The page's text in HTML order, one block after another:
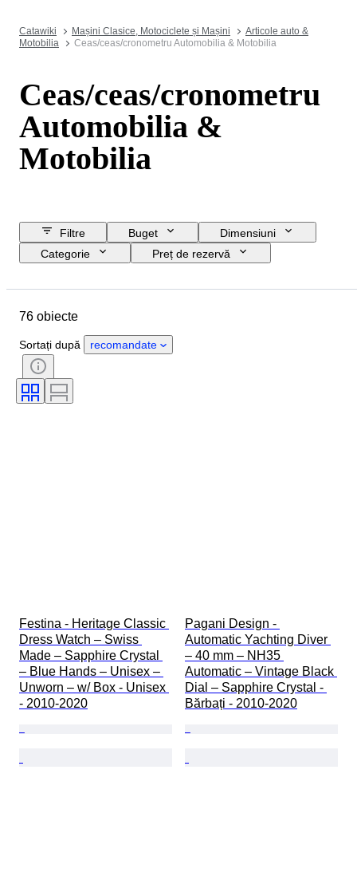
Catawiki Mașini Clasice, Motociclete și Mașini
Articole auto &
Motobilia
Ceas/ceas/cronometru Automobilia & Motobilia
Ceas/ceas/cronometru
Automobilia &
Motobilia
Filtre Buget
Dimensiuni
Categorie
Preț de rezervă
Sexul
Mișcarea ceasului
Material curea ceas
Lungime curea ceas
Model
76 obiecte
Sortați după recomandate
Festina - Heritage Classic
Dress Watch – Swiss
Made – Sapphire Crystal
– Blue Hands – Unisex –
Unworn – w/ Box - Unisex
- 2010-2020
Pagani Design -
Automatic Yachting Diver
– 40 mm – NH35
Automatic – Vintage Black
Dial – Sapphire Crystal -
Bărbați - 2010-2020